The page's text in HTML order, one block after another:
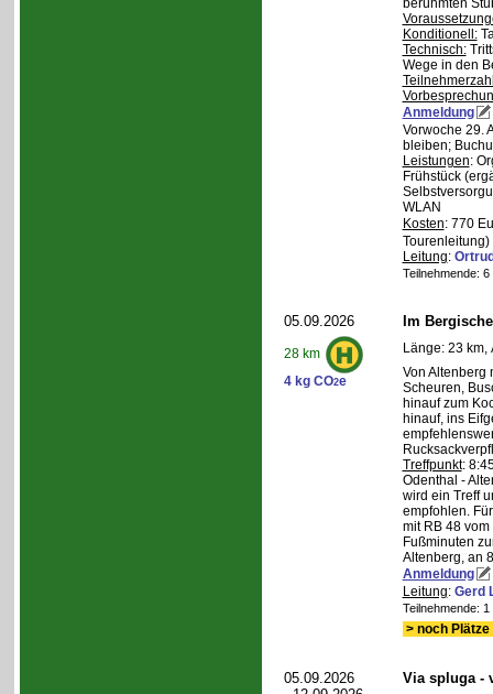
berühmten
Konditionell:
Technisch:
Wege in den
Anmeldung
Vorwoche 29.
bleiben;
Leistungen:
Frühstück
WLAN
Kosten: 770
Tourenleitung)
Leitung:
Teilnehmende:
05.09.2026
28 km
4 kg CO2e
Im
Länge: 23 km,
Von Altenberg
Scheuren,
hinauf zum
hinauf, ins
Treffpunkt:
Odenthal -
wird ein Treff
empfohlen.
mit RB 48
Fußminuten
Altenberg, an
Anmeldung
Leitung: Gerd
Teilnehmende:
> noch
05.09.2026
Via spluga -